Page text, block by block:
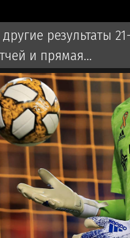
результаты
и прямая